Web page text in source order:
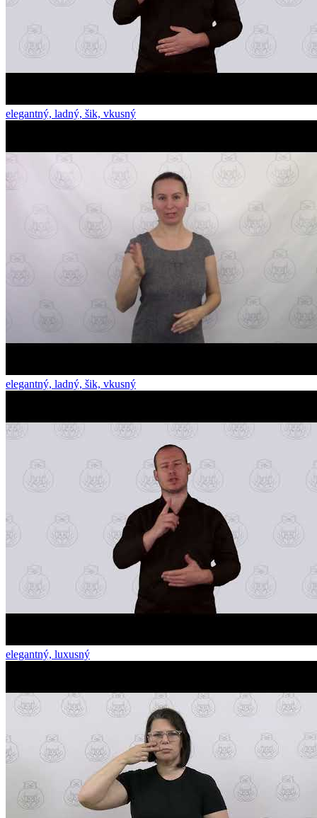
elegantný, ladný, šik, vkusný
elegantný, ladný, šik, vkusný
elegantný, luxusný